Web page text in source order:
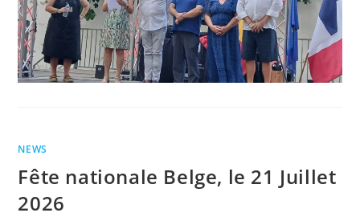
NEWS
Fête nationale Belge, le 21 Juillet
2026